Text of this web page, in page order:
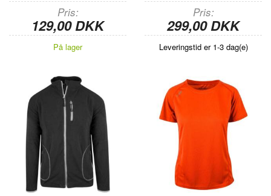
Pris
129,00 DKK
På lager
Pris
299,00 DKK
Leveringstid er 1-3 dag(e)